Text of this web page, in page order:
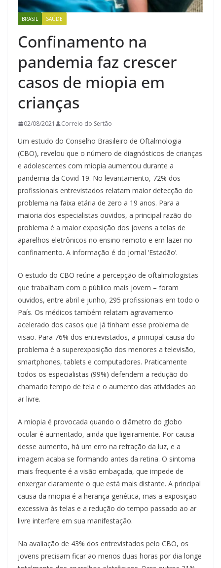
BRASIL SAÚDE
Confinamento na
pandemia faz crescer
casos de miopia em
crianças
02/08/2021 Correio do Sertão
Um estudo do Conselho Brasileiro de Oftalmologia
(CBO), revelou que o número de diagnósticos de crianças
e adolescentes com miopia aumentou durante a
pandemia da Covid-19. No levantamento, 72% dos
profissionais entrevistados relatam maior detecção do
problema na faixa etária de zero a 19 anos. Para a
maioria dos especialistas ouvidos, a principal razão do
problema é a maior exposição dos jovens a telas de
aparelhos eletrônicos no ensino remoto e em lazer no
confinamento. A informação é do jornal ‘Estadão’.
O estudo do CBO reúne a percepção de oftalmologistas
que trabalham com o público mais jovem – foram
ouvidos, entre abril e junho, 295 profissionais em todo o
País. Os médicos também relatam agravamento
acelerado dos casos que já tinham esse problema de
visão. Para 76% dos entrevistados, a principal causa do
problema é a superexposição dos menores a televisão,
smartphones, tablets e computadores. Praticamente
todos os especialistas (99%) defendem a redução do
chamado tempo de tela e o aumento das atividades ao
ar livre.
A miopia é provocada quando o diâmetro do globo
ocular é aumentado, ainda que ligeiramente. Por causa
desse aumento, há um erro na refração da luz, e a
imagem acaba se formando antes da retina. O sintoma
mais frequente é a visão embaçada, que impede de
enxergar claramente o que está mais distante. A principal
causa da miopia é a herança genética, mas a exposição
excessiva às telas e a redução do tempo passado ao ar
livre interfere em sua manifestação.
Na avaliação de 43% dos entrevistados pelo CBO, os
jovens precisam ficar ao menos duas horas por dia longe